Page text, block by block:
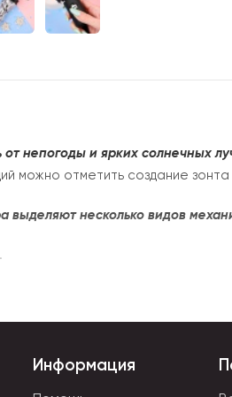
непогоды и ярких солнечных
можно отметить создание
выделяют несколько видов
водоотталкивающих
Информация